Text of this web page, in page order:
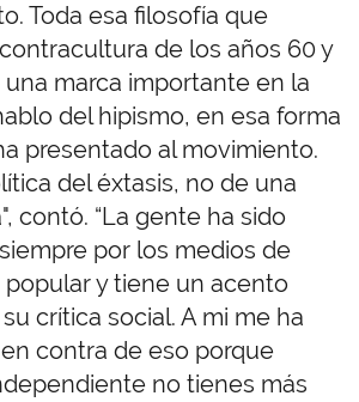
Toda esa filosofía que
de los años 60 y
marca importante en la
del hipismo, en esa forma
presentado al movimiento.
del éxtasis, no de una
contó. “La gente ha sido
por los medios de
y tiene un acento
crítica social. A mi me ha
contra de eso porque
no tienes más